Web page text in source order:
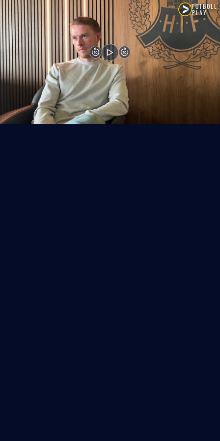
10 10
FOTBOLL
PLAY